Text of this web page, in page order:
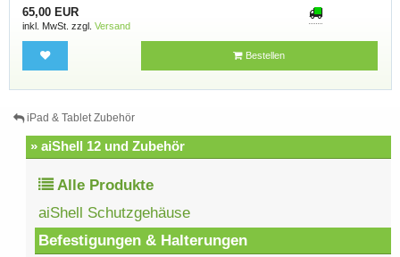
65,00 EUR
inkl. MwSt. zzgl. Versand
Bestellen
iPad & Tablet Zubehör
» aiShell 12 und Zubehör
Alle Produkte
aiShell Schutzgehäuse
Befestigungen & Halterungen